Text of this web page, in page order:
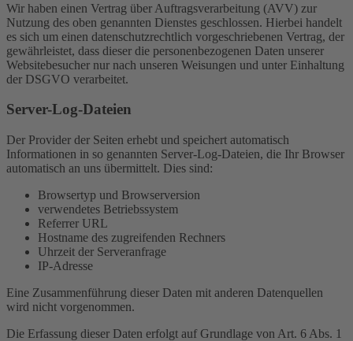
Wir haben einen Vertrag über Auftragsverarbeitung (AVV) zur
Nutzung des oben genannten Dienstes geschlossen. Hierbei handelt
es sich um einen datenschutzrechtlich vorgeschriebenen Vertrag, der
gewährleistet, dass dieser die personenbezogenen Daten unserer
Websitebesucher nur nach unseren Weisungen und unter Einhaltung
der DSGVO verarbeitet.
Server-Log-Dateien
Der Provider der Seiten erhebt und speichert automatisch
Informationen in so genannten Server-Log-Dateien, die Ihr Browser
automatisch an uns übermittelt. Dies sind:
Browsertyp und Browserversion
verwendetes Betriebssystem
Referrer URL
Hostname des zugreifenden Rechners
Uhrzeit der Serveranfrage
IP-Adresse
Eine Zusammenführung dieser Daten mit anderen Datenquellen
wird nicht vorgenommen.
Die Erfassung dieser Daten erfolgt auf Grundlage von Art. 6 Abs. 1